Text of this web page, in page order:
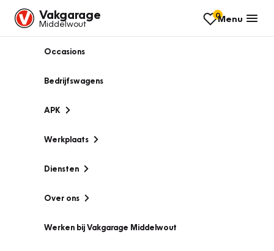
Vakgarage
Middelwout
0Menu
Occasions
Bedrijfswagens
APK
Werkplaats
Diensten
Over ons
Werken bij Vakgarage Middelwout